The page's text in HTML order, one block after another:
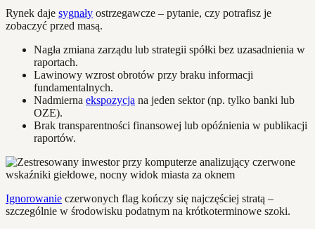
Rynek daje sygnały ostrzegawcze – pytanie, czy potrafisz je
zobaczyć przed masą.
Nagła zmiana zarządu lub strategii spółki bez uzasadnienia w
raportach.
Lawinowy wzrost obrotów przy braku informacji
fundamentalnych.
Nadmierna ekspozycja na jeden sektor (np. tylko banki lub
OZE).
Brak transparentności finansowej lub opóźnienia w publikacji
raportów.
Ignorowanie czerwonych flag kończy się najczęściej stratą –
szczególnie w środowisku podatnym na krótkoterminowe szoki.